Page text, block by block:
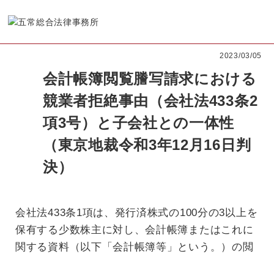
2023/03/05
会計帳簿閲覧謄写請求における
競業者拒絶事由（会社法433条2
項3号）と子会社との一体性
（東京地裁令和3年12月16日判
決）
会社法433条1項は、発行済株式の100分の3以上を
保有する少数株主に対し、会計帳簿またはこれに
関する資料（以下「会計帳簿等」という。）の閲